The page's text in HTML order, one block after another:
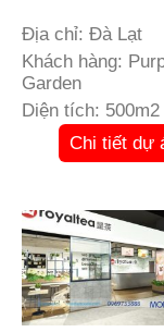
Địa chỉ: Đà Lạt
Khách hàng:
Garden
Diện tích: 500m2
Chi tiết dự